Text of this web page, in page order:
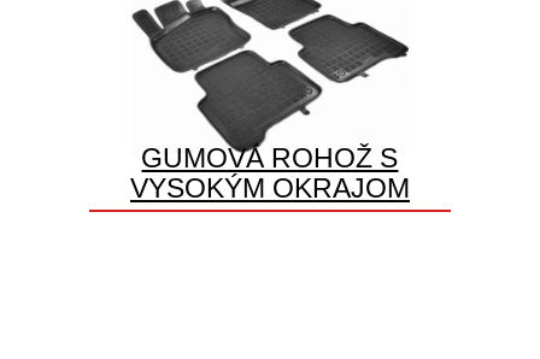
GUMOVÁ ROHOŽ S
VYSOKÝM OKRAJOM